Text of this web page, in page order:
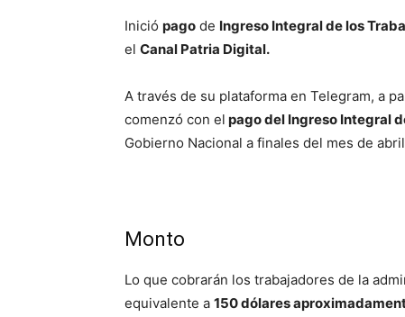
Inició pago de Ingreso Integral de los
el Canal Patria Digital.
A través de su plataforma en Telegram, a
comenzó con el pago del Ingreso Integral
Gobierno Nacional a finales del mes de
Monto
Lo que cobrarán los trabajadores de la
equivalente a 150 dólares